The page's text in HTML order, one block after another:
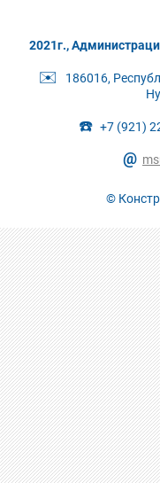
2021г.,
✉️ 186016,
☎️ +7 (921)
@
©